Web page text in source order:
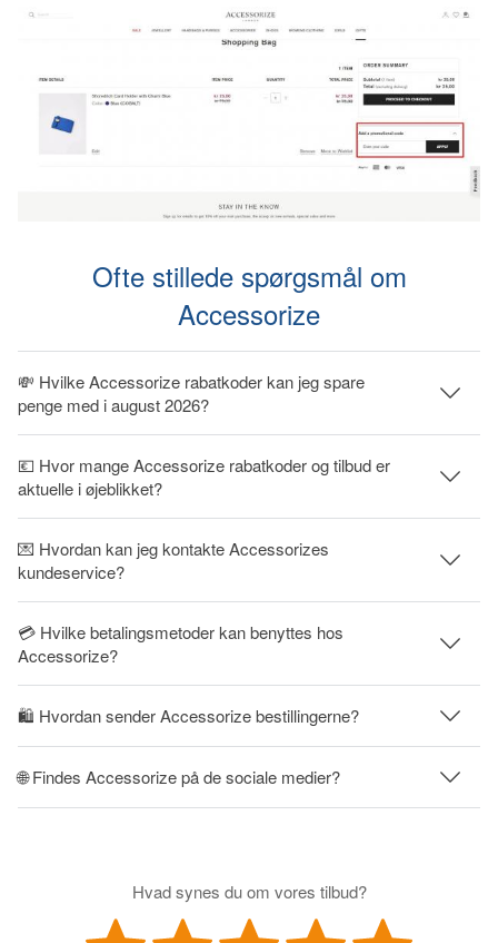
Ofte stillede spørgsmål om
Accessorize
💸 Hvilke Accessorize rabatkoder kan jeg spare
penge med i august 2026?
💶 Hvor mange Accessorize rabatkoder og tilbud er
aktuelle i øjeblikket?
💌 Hvordan kan jeg kontakte Accessorizes
kundeservice?
💳 Hvilke betalingsmetoder kan benyttes hos
Accessorize?
🛍 Hvordan sender Accessorize bestillingerne?
🌐 Findes Accessorize på de sociale medier?
Hvad synes du om vores tilbud?